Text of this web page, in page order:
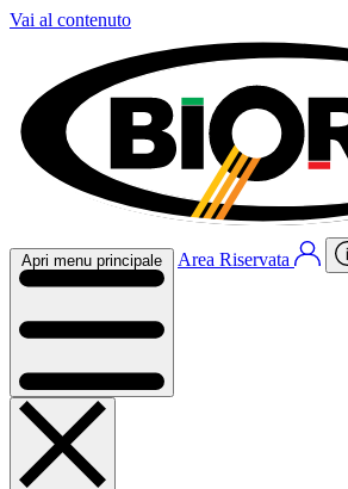
Vai al contenuto
Apri menu principale Area Riservata